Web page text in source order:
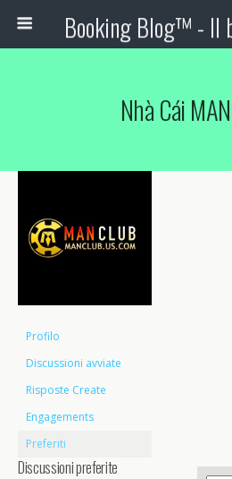
Nhà Cái
Profilo
Discussioni avviate
Risposte Create
Engagements
Preferiti
Discussioni preferite